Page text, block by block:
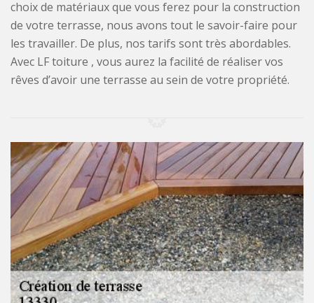
choix de matériaux que vous ferez pour la construction
de votre terrasse, nous avons tout le savoir-faire pour
les travailler. De plus, nos tarifs sont très abordables.
Avec LF toiture , vous aurez la facilité de réaliser vos
rêves d’avoir une terrasse au sein de votre propriété.